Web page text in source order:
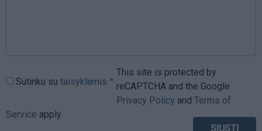
Sutinku su taisyklėmis
This site is protected by
reCAPTCHA and the Google
Privacy Policy and Terms of
Service apply.